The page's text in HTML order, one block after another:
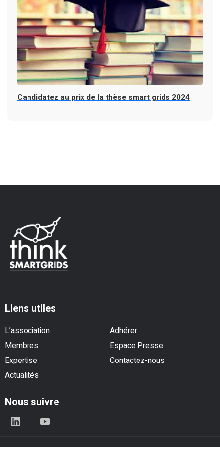
Candidatez au prix de la thèse smart grids 2024
Liens utiles
L’association
Adhérer
Membres
Espace Presse
Expertise
Contactez-nous
Actualités
Nous suivre